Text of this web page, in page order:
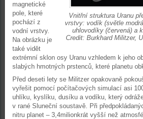
Vnitřní struktura Uranu
vrstvy: vodík (světle
uhlovodíky (červená) a
Credit: Burkhard Militzer,
magnetické
pole, které
pochází z
vodní vrstvy.
Na obrázku je
také vidět
extrémní sklon osy Uranu vzhledem k jeho
slabých hmotných prstenců, které planetu
Před deseti lety se Militzer opakovaně
vyřešit pomocí počítačových simulací asi
uhlíku, kyslíku, dusíku a vodíku, který
v rané Sluneční soustavě. Při
nitru planet – 3,4milionkrát vyšší než